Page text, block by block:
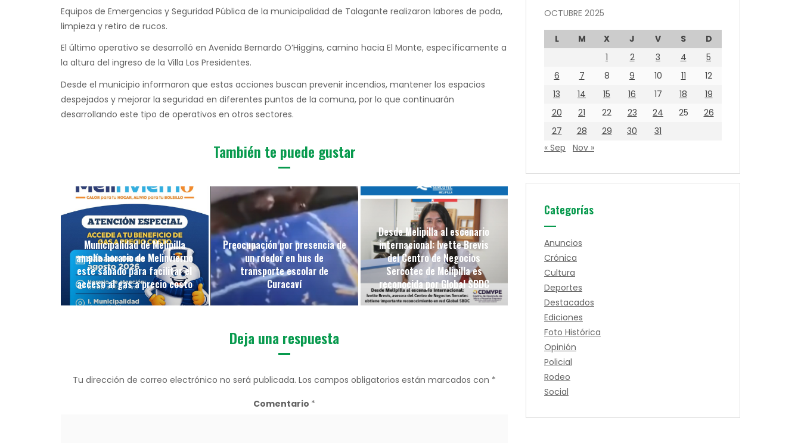
Equipos de Emergencias y Seguridad Pública de la municipalidad de Talagante realizaron labores de poda,
limpieza y retiro de rucos.
El último operativo se desarrolló en Avenida Bernardo O’Higgins, camino hacia El Monte, específicamente a
la altura del ingreso de la Villa Los Presidentes.
Desde el municipio informaron que estas acciones buscan prevenir incendios, mantener los espacios
despejados y mejorar la seguridad en diferentes puntos de la comuna, por lo que continuarán
desarrollando este tipo de operativos en otros sectores.
También te puede gustar
Municipalidad de Melipilla
amplía horario de Melinvierno
este sábado para facilitar el
acceso al gas a precio costo
Preocupación por presencia de
un roedor en bus de
transporte escolar de
Curacaví
Desde Melipilla al escenario
internacional: Ivette Brevis
del Centro de Negocios
Sercotec de Melipilla es
reconocida por Global SBDC
Deja una respuesta
Tu dirección de correo electrónico no será publicada. Los campos obligatorios están marcados con *
Comentario *
OCTUBRE 2025
L M X J V S
D
1
2 3 4
5
6
7 8 9 10 11
12
13
14 15 16 17 18
19
20
21 22 23 24 25
26
27
28 29 30
31
« Sep
Nov »
Categorías
Anuncios
Crónica
Cultura
Deportes
Destacados
Ediciones
Foto Histórica
Opinión
Policial
Rodeo
Social